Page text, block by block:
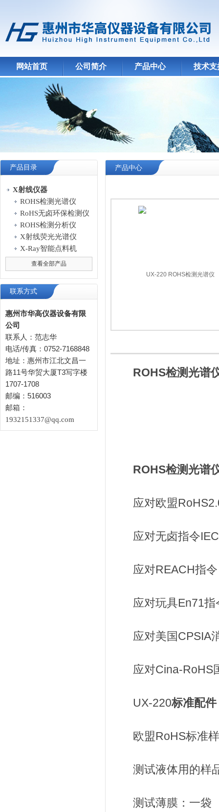
网站首页 公司简介 产品中心 技术支
产品目录
X射线仪器
ROHS检测光谱仪
RoHS无卤环保检测仪
ROHS检测分析仪
X射线荧光光谱仪
X-Ray智能点料机
查看全部产品
联系方式
惠州市华高仪器设备有限
公司
联系人：范志华
电话/传真：0752-7168848
地址：惠州市江北文昌一
路11号华贸大厦T3写字楼
1707-1708
邮编：516003
邮箱：
1932151337@qq.com
产品中心
ROHS检测光谱
ROHS检测光谱
应对欧盟
应对无卤指令IEC
应对REACH指令
应对玩具En71指
应对美国CPSIA
应对Cina-RoHS
UX-220标准配件
欧盟RoHS标准样
测试液体用的样
测试薄膜：一袋